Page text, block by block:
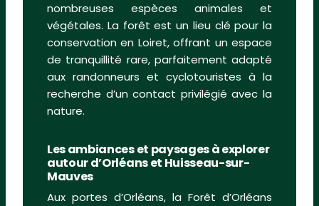
nombreuses espèces animales et
végétales. La forêt est un lieu clé pour la
conservation en Loiret, offrant un espace
de tranquillité rare, parfaitement adapté
aux randonneurs et cyclotouristes à la
recherche d’un contact privilégié avec la
nature.
Les ambiances et paysages à explorer
autour d’Orléans et Huisseau-sur-
Mauves
Aux portes d’Orléans, la Forêt d’Orléans